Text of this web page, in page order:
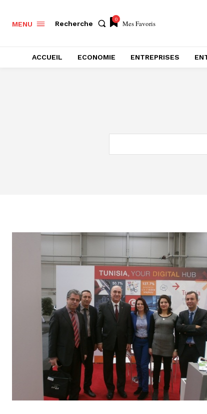
MENU Recherche
0 Mes Favoris
ACCUEIL ECONOMIE ENTREPRISES